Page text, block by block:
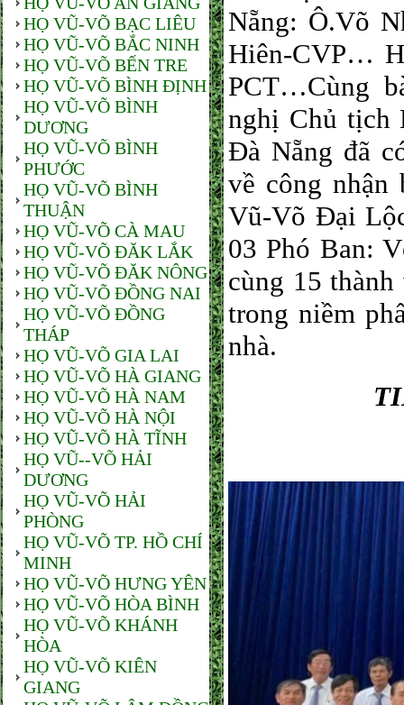
HỌ VŨ-VÕ BẠC LIÊU
HỌ VŨ-VÕ BẮC NINH
HỌ VŨ-VÕ BẾN TRE
HỌ VŨ-VÕ BÌNH ĐỊNH
HỌ VŨ-VÕ BÌNH
DƯƠNG
HỌ VŨ-VÕ BÌNH
PHƯỚC
HỌ VŨ-VÕ BÌNH
THUẬN
HỌ VŨ-VÕ CÀ MAU
HỌ VŨ-VÕ ĐĂK LẮK
HỌ VŨ-VÕ ĐĂK NÔNG
HỌ VŨ-VÕ ĐỒNG NAI
HỌ VŨ-VÕ ĐỒNG
THÁP
HỌ VŨ-VÕ GIA LAI
HỌ VŨ-VÕ HÀ GIANG
HỌ VŨ-VÕ HÀ NAM
HỌ VŨ-VÕ HÀ NỘI
HỌ VŨ-VÕ HÀ TĨNH
HỌ VŨ--VÕ HẢI
DƯƠNG
HỌ VŨ-VÕ HẢI
PHÒNG
HỌ VŨ-VÕ TP. HỒ CHÍ
MINH
HỌ VŨ-VÕ HƯNG YÊN
HỌ VŨ-VÕ HÒA BÌNH
HỌ VŨ-VÕ KHÁNH
HÒA
HỌ VŨ-VÕ KIÊN
GIANG
Nẵng: Ô.Võ
Hiên-CVP…
PCT…Cùng
nghị Chủ tịch
Đà Nẵng đã
về công
Vũ-Võ Đại
03 Phó Ban:
cùng 15
trong niềm
nhà.